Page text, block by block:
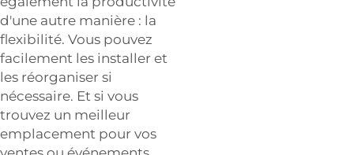
d'une autre manière : la
flexibilité. Vous pouvez
facilement les installer et
les réorganiser si
nécessaire. Et si vous
trouvez un meilleur
emplacement pour vos